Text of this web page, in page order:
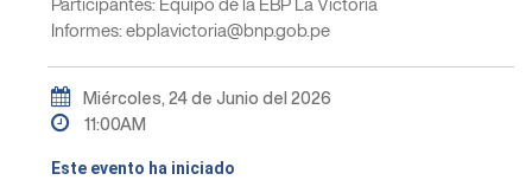
Informes: ebplavictoria@bnp.gob.pe
Miércoles, 24 de Junio del 2026
11:00AM
Este evento ha iniciado